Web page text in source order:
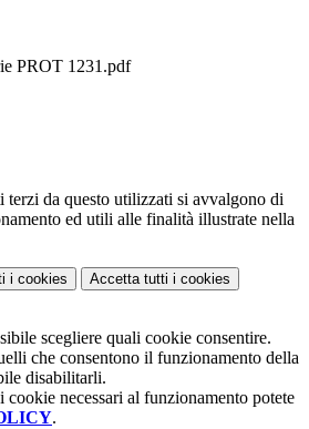
PROT 1231.pdf
terzi da questo utilizzati si avvalgono di
ed utili alle finalità illustrate nella
i cookies Accetta tutti i cookies
scegliere quali cookie consentire.
che consentono il funzionamento della
disabilitarli.
cookie necessari al funzionamento potete
.